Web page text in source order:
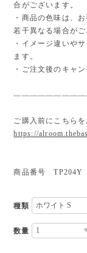
合がございます。
・商品の色味は、
若干異なる場合がご
・イメージ違いや
ます。
・ご注文後のキャ
ご購入前にこちら
https://
商品番号 TP204Y
種類
数量